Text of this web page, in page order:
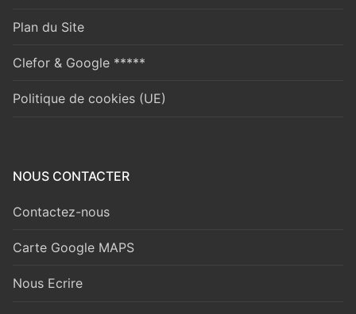
Plan du Site
Clefor & Google *****
Politique de cookies (UE)
NOUS CONTACTER
Contactez-nous
Carte Google MAPS
Nous Ecrire